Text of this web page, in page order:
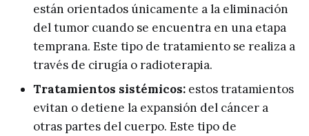
están orientados únicamente a la eliminación
del tumor cuando se encuentra en una etapa
temprana. Este tipo de tratamiento se realiza a
través de cirugía o radioterapia.
Tratamientos sistémicos: estos tratamientos
evitan o detiene la expansión del cáncer a
otras partes del cuerpo. Este tipo de